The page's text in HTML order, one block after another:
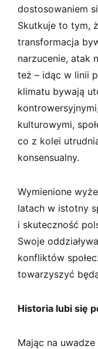
dostosowaniem
Skutkuje to tym,
transformacja
narzucenie, atak
też – idąc w linii
klimatu bywają
kulturowymi,
co z kolei
konsensualny.
Wymienione
latach w istotny
i skuteczność
Swoje
konfliktów
towarzyszyć
Historia lubi się
Mając na